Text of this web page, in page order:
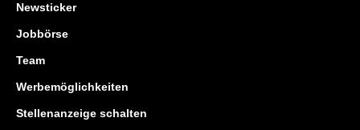
Newsticker
Jobbörse
Team
Werbemöglichkeiten
Stellenanzeige schalten